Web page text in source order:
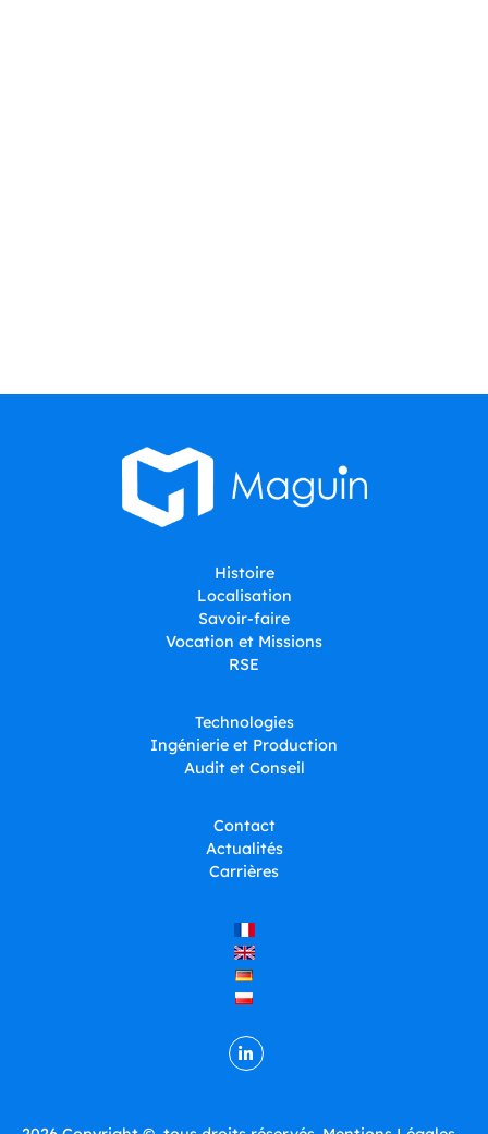
Histoire
Localisation
Savoir-faire
Vocation et Missions
RSE
Technologies
Ingénierie et Production
Audit et Conseil
Contact
Actualités
Carrières